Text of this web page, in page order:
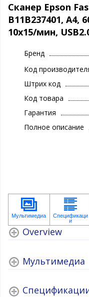
Сканер Epson
B11B237401, A4,
10х15/мин,
Бренд
Код
Штрих код
Код товара
Гарантия
Полное описание
Overview
Мультимедиа